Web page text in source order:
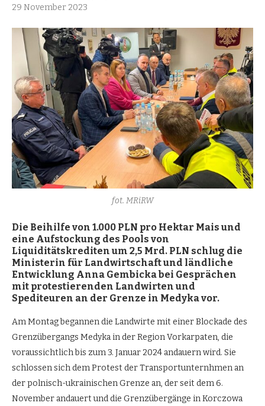
29 November 2023
fot. MRiRW
Die Beihilfe von 1.000 PLN pro Hektar Mais und
eine Aufstockung des Pools von
Liquiditätskrediten um 2,5 Mrd. PLN schlug die
Ministerin für Landwirtschaft und ländliche
Entwicklung Anna Gembicka bei Gesprächen
mit protestierenden Landwirten und
Spediteuren an der Grenze in Medyka vor.
Am Montag begannen die Landwirte mit einer Blockade des
Grenzübergangs Medyka in der Region Vorkarpaten, die
voraussichtlich bis zum 3. Januar 2024 andauern wird. Sie
schlossen sich dem Protest der Transportunternhmen an
der polnisch-ukrainischen Grenze an, der seit dem 6.
November andauert und die Grenzübergänge in Korczowa